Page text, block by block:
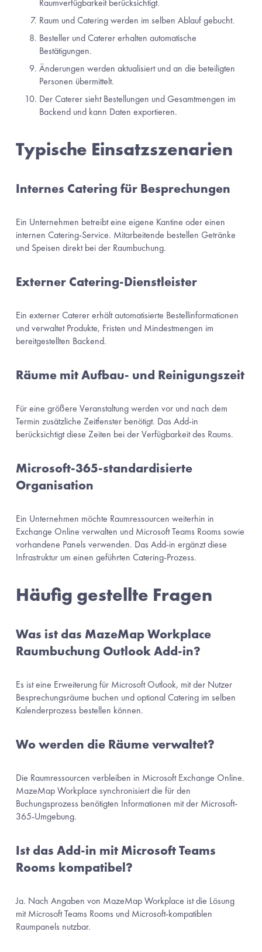
Raumverfügbarkeit berücksichtigt.
Raum und Catering werden im selben Ablauf gebucht.
Besteller und Caterer erhalten automatische
Bestätigungen.
Änderungen werden aktualisiert und an die beteiligten
Personen übermittelt.
Der Caterer sieht Bestellungen und Gesamtmengen im
Backend und kann Daten exportieren.
Typische Einsatzszenarien
Internes Catering für Besprechungen
Ein Unternehmen betreibt eine eigene Kantine oder einen
internen Catering-Service. Mitarbeitende bestellen Getränke
und Speisen direkt bei der Raumbuchung.
Externer Catering-Dienstleister
Ein externer Caterer erhält automatisierte Bestellinformationen
und verwaltet Produkte, Fristen und Mindestmengen im
bereitgestellten Backend.
Räume mit Aufbau- und Reinigungszeit
Für eine größere Veranstaltung werden vor und nach dem
Termin zusätzliche Zeitfenster benötigt. Das Add-in
berücksichtigt diese Zeiten bei der Verfügbarkeit des Raums.
Microsoft-365-standardisierte
Organisation
Ein Unternehmen möchte Raumressourcen weiterhin in
Exchange Online verwalten und Microsoft Teams Rooms sowie
vorhandene Panels verwenden. Das Add-in ergänzt diese
Infrastruktur um einen geführten Catering-Prozess.
Häufig gestellte Fragen
Was ist das MazeMap Workplace
Raumbuchung Outlook Add-in?
Es ist eine Erweiterung für Microsoft Outlook, mit der Nutzer
Besprechungsräume buchen und optional Catering im selben
Kalenderprozess bestellen können.
Wo werden die Räume verwaltet?
Die Raumressourcen verbleiben in Microsoft Exchange Online.
MazeMap Workplace synchronisiert die für den
Buchungsprozess benötigten Informationen mit der Microsoft-
365-Umgebung.
Ist das Add-in mit Microsoft Teams
Rooms kompatibel?
Ja. Nach Angaben von MazeMap Workplace ist die Lösung
mit Microsoft Teams Rooms und Microsoft-kompatiblen
Raumpanels nutzbar.